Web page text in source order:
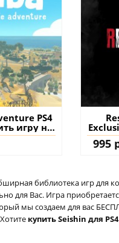
PS4
игру на
PS4
995
библиотека игр для
для Вас. Игра
мы создаем для вас
купить Seishin для